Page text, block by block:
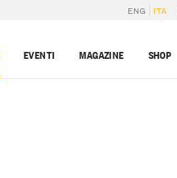
ENG ITA
EVENTI MAGAZINE SHOP